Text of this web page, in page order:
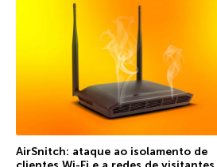
AirSnitch: ataque ao isolamento de